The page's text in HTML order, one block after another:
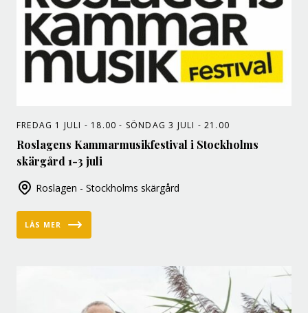
FREDAG 1 JULI - 18.00 - SÖNDAG 3 JULI - 21.00
Roslagens Kammarmusikfestival i Stockholms
skärgård 1-3 juli
Roslagen - Stockholms skärgård
LÄS MER